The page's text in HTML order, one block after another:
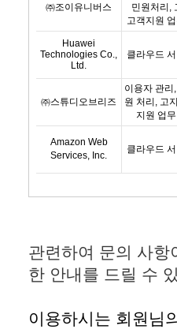
㈜조이유니버스
민원처리 ,
고객지원
Huawei
Technologies Co.,
Ltd.
클라우드
㈜스튜디오브리즈
이용자 관리
원 처리, 고
지원 업
Amazon Web
Services, Inc.
클라우드
관련하여 문의 사
한 안내를 드릴 수
이용하시는 회원님